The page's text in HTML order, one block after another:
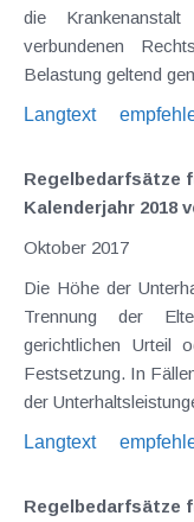
die Krankenanstalt eingebracht und hatte die damit
verbundenen Rechtsanwaltskosten als außergewöhnliche
Belastung geltend
Langtext
Regelbedarfsätze
Kalenderjahr 2018
Oktober 2017
Die Höhe der
Trennung der
gerichtlichen Urteil oder Vergleich bzw. einer behördlichen
Festsetzung. In Fällen, in denen
der
Langtext
Regelbedarfsätze